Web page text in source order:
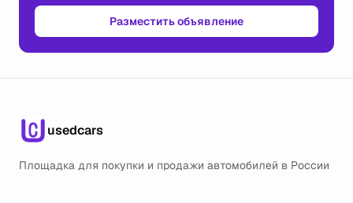
Разместить объявление
usedcars
Площадка для покупки и продажи автомобилей в России